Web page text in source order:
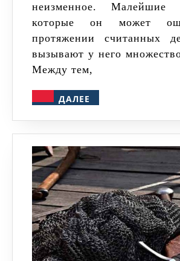
неизменное. Малейшие
которые он может
протяжении считанных
вызывают у него
Между тем,
ДАЛЕЕ